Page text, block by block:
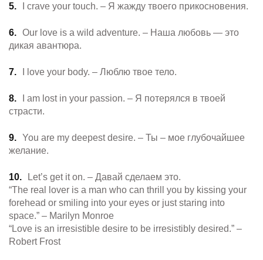
I crave your touch. – Я жажду твоего прикосновения.
Our love is a wild adventure. – Наша любовь — это
дикая авантюра.
I love your body. – Люблю твое тело.
I am lost in your passion. – Я потерялся в твоей
страсти.
You are my deepest desire. – Ты – мое глубочайшее
желание.
Let’s get it on. – Давай сделаем это.
“The real lover is a man who can thrill you by kissing your
forehead or smiling into your eyes or just staring into
space.” – Marilyn Monroe
“Love is an irresistible desire to be irresistibly desired.” –
Robert Frost